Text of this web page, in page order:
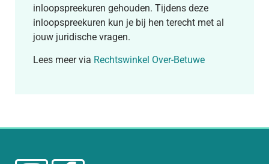
inloopspreekuren gehouden. Tijdens deze
inloopspreekuren kun je bij hen terecht met al
jouw juridische vragen.
Lees meer via Rechtswinkel Over-Betuwe